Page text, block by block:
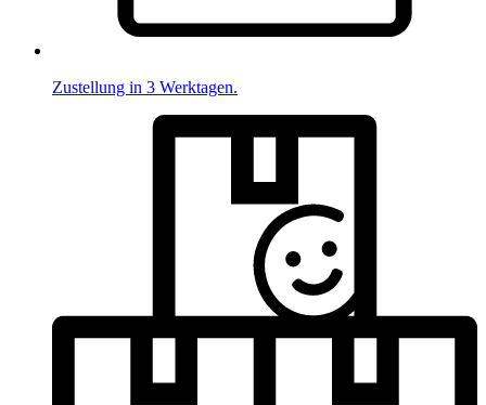
Zustellung in 3 Werktagen.